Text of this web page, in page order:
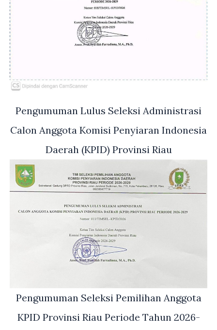
Pengumuman Lulus Seleksi Administrasi
Calon Anggota Komisi Penyiaran Indonesia
Daerah (KPID) Provinsi Riau
Pengumuman Seleksi Pemilihan Anggota
KPID Provinsi Riau Periode Tahun 2026-